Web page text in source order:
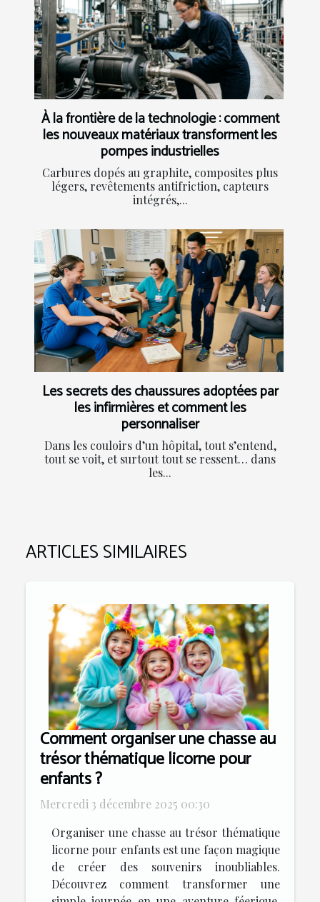
À la frontière de la technologie : comment
les nouveaux matériaux transforment les
pompes industrielles
Carbures dopés au graphite, composites plus
légers, revêtements antifriction, capteurs
intégrés,...
Les secrets des chaussures adoptées par
les infirmières et comment les
personnaliser
Dans les couloirs d’un hôpital, tout s’entend,
tout se voit, et surtout tout se ressent… dans
les...
ARTICLES SIMILAIRES
Comment organiser une chasse au
trésor thématique licorne pour
enfants ?
Mercredi 3 décembre 2025 00:30
Organiser une chasse au trésor thématique
licorne pour enfants est une façon magique
de créer des souvenirs inoubliables.
Découvrez comment transformer une